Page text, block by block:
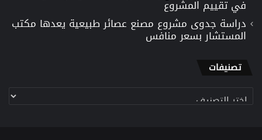
في تقييم المشروع
دراسة جدوى مشروع مصنع عصائر طبيعية يعدها مكتب
المستشار بسعر منافس
تصنيفات
تصنيفات